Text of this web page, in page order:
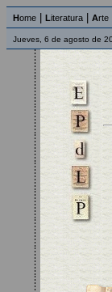
Home Literatura Arte
Jueves, 6 de agosto de